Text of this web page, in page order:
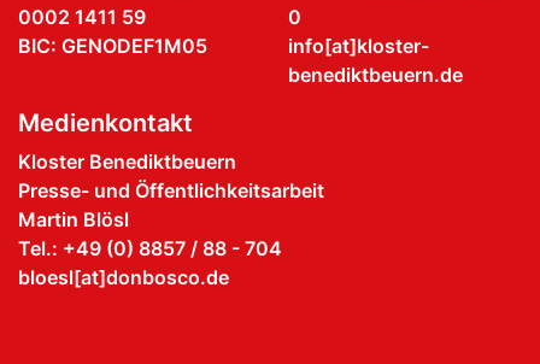
0002 1411 59
BIC: GENODEF1M05
0
info[at]kloster-
benediktbeuern.de
Medienkontakt
Kloster Benediktbeuern
Presse- und Öffentlichkeitsarbeit
Martin Blösl
Tel.: +49 (0) 8857 / 88 - 704
bloesl[at]donbosco.de